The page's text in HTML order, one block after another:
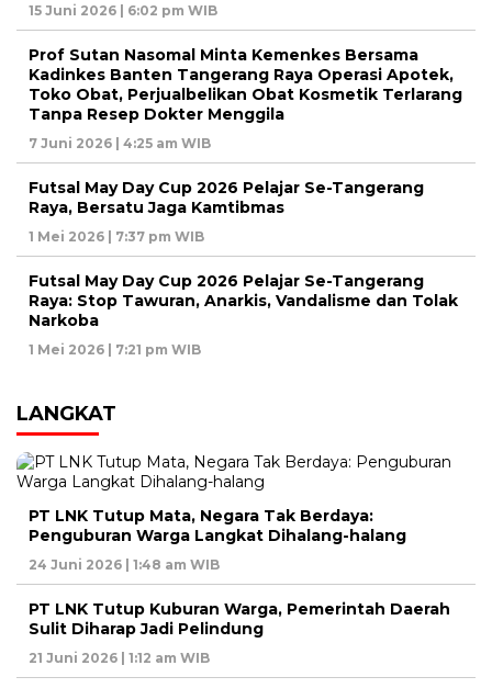
15 Juni 2026 | 6:02 pm WIB
Prof Sutan Nasomal Minta Kemenkes Bersama
Kadinkes Banten Tangerang Raya Operasi Apotek,
Toko Obat, Perjualbelikan Obat Kosmetik Terlarang
Tanpa Resep Dokter Menggila
7 Juni 2026 | 4:25 am WIB
Futsal May Day Cup 2026 Pelajar Se-Tangerang
Raya, Bersatu Jaga Kamtibmas
1 Mei 2026 | 7:37 pm WIB
Futsal May Day Cup 2026 Pelajar Se-Tangerang
Raya: Stop Tawuran, Anarkis, Vandalisme dan Tolak
Narkoba
1 Mei 2026 | 7:21 pm WIB
LANGKAT
PT LNK Tutup Mata, Negara Tak Berdaya:
Penguburan Warga Langkat Dihalang-halang
24 Juni 2026 | 1:48 am WIB
PT LNK Tutup Kuburan Warga, Pemerintah Daerah
Sulit Diharap Jadi Pelindung
21 Juni 2026 | 1:12 am WIB